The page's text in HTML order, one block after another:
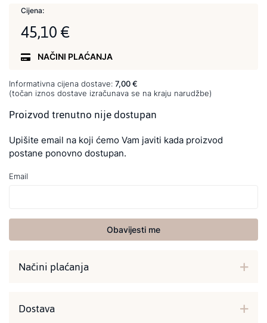
Cijena:
45,10 €
NAČINI PLAĆANJA
Informativna cijena dostave: 7,00 €
(točan iznos dostave izračunava se na kraju narudžbe)
Proizvod trenutno nije dostupan
Upišite email na koji ćemo Vam javiti kada proizvod
postane ponovno dostupan.
Email
Obavijesti me
Načini plaćanja
Dostava